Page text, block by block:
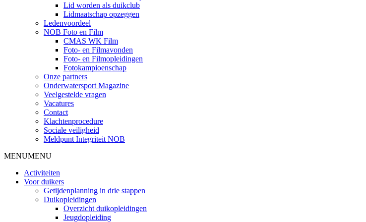
Lid worden als duikclub
Lidmaatschap opzeggen
Ledenvoordeel
NOB Foto en Film
CMAS WK Film
Foto- en Filmavonden
Foto- en Filmopleidingen
Fotokampioenschap
Onze partners
Onderwatersport Magazine
Veelgestelde vragen
Vacatures
Contact
Klachtenprocedure
Sociale veiligheid
Meldpunt Integriteit NOB
MENUMENU
Activiteiten
Voor duikers
Getijdenplanning in drie stappen
Duikopleidingen
Overzicht duikopleidingen
Jeugdopleiding